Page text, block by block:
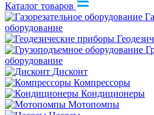
Каталог товаров
оборудование
оборудование
Дисконт
Компрессоры
Кондиционеры
Мотопомпы